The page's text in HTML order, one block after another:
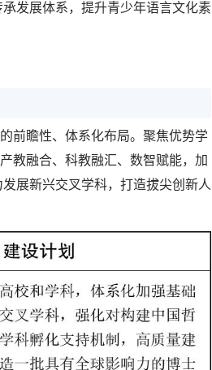
发展体系，提升青少年语言文化素
前瞻性、体系化布局。聚焦优势学
教融合、科教融汇、数智赋能，加
展新兴交叉学科，打造拔尖创新人